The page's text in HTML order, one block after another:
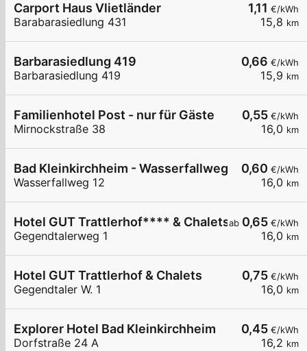
1,11 €/kWh
15,8 km
Carport Haus Vlietländer
Barabarasiedlung 431
0,66 €/kWh
15,9 km
Barbarasiedlung 419
Barbarasiedlung 419
0,55 €/kWh
16,0 km
Familienhotel Post - nur für Gäste
Mirnockstraße 38
0,60 €/kWh
16,0 km
Bad Kleinkirchheim - Wasserfallweg - Ortners
Wasserfallweg 12
ab 0,65 €/kWh
16,0 km
Hotel GUT Trattlerhof**** & Chalets
Gegendtalerweg 1
0,75 €/kWh
16,0 km
Hotel GUT Trattlerhof & Chalets
Gegendtaler W. 1
0,45 €/kWh
16,2 km
Explorer Hotel Bad Kleinkirchheim
Dorfstraße 24 A